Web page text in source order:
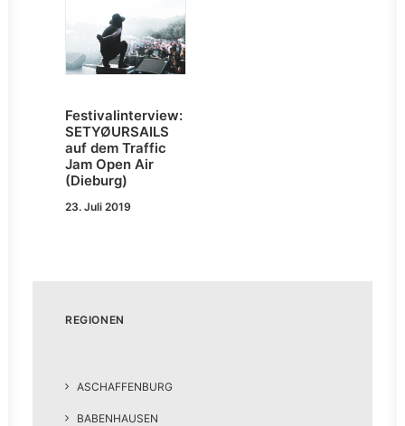
Festivalinterview:
SETYØURSAILS
auf dem Traffic
Jam Open Air
(Dieburg)
23. Juli 2019
REGIONEN
ASCHAFFENBURG
BABENHAUSEN